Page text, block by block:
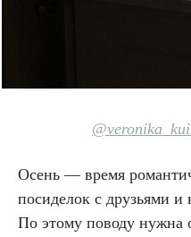
Осень — время
посиделок с друзьями
По этому поводу нужна